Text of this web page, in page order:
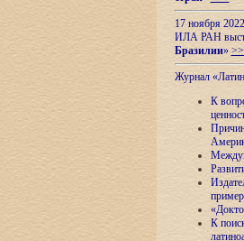
17 ноября
ИЛА РАН
Бразилии»
Журнал
К
К